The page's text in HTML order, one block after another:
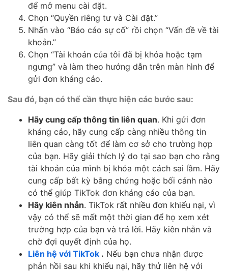
để mở menu cài đặt.
Chọn “Quyền riêng tư và Cài đặt.”
Nhấn vào “Báo cáo sự cố” rồi chọn “Vấn đề về tài
khoản.”
Chọn “Tài khoản của tôi đã bị khóa hoặc tạm
ngưng” và làm theo hướng dẫn trên màn hình để
gửi đơn kháng cáo.
Sau đó, bạn có thể cần thực hiện các bước sau:
Hãy cung cấp thông tin liên quan. Khi gửi đơn
kháng cáo, hãy cung cấp càng nhiều thông tin
liên quan càng tốt để làm cơ sở cho trường hợp
của bạn. Hãy giải thích lý do tại sao bạn cho rằng
tài khoản của mình bị khóa một cách sai lầm. Hãy
cung cấp bất kỳ bằng chứng hoặc bối cảnh nào
có thể giúp TikTok đơn kháng cáo của bạn.
Hãy kiên nhẫn. TikTok rất nhiều đơn khiếu nại, vì
vậy có thể sẽ mất một thời gian để họ xem xét
trường hợp của bạn và trả lời. Hãy kiên nhẫn và
chờ đợi quyết định của họ.
Liên hệ với TikTok . Nếu bạn chưa nhận được
phản hồi sau khi khiếu nại, hãy thử liên hệ với